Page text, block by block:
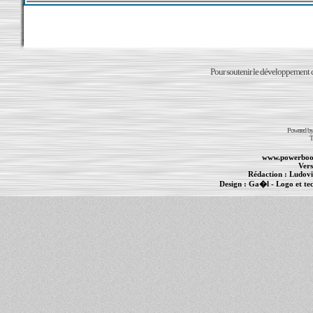
Pour soutenir le développement
Powered
Rédaction :
Design : Ga�l- Logo et